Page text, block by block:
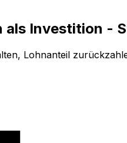
Investition -
Lohnanteil